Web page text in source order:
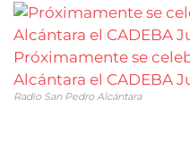
Próximamente se
Alcántara el CADEBA
Radio San Pedro Alcántara